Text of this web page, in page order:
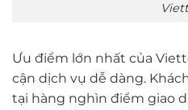
Ưu điểm lớn nhất của
cận dịch vụ dễ dàng.
tại hàng nghìn điểm giao